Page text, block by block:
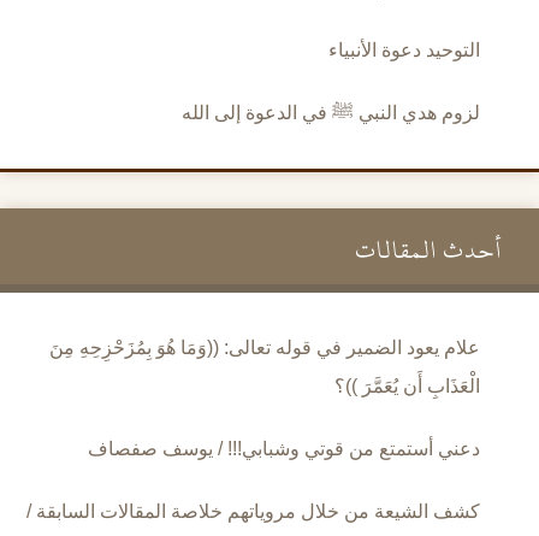
التوحيد دعوة الأنبياء
لزوم هدي النبي ﷺ في الدعوة إلى الله
أحدث المقالات
علام يعود الضمير في قوله تعالى: ((وَمَا هُوَ بِمُزَحْزِحِهِ مِنَ
الْعَذَابِ أَن يُعَمَّرَ ))؟
دعني أستمتع من قوتي وشبابي!!! / يوسف صفصاف
كشف الشيعة من خلال مروياتهم خلاصة المقالات السابقة /